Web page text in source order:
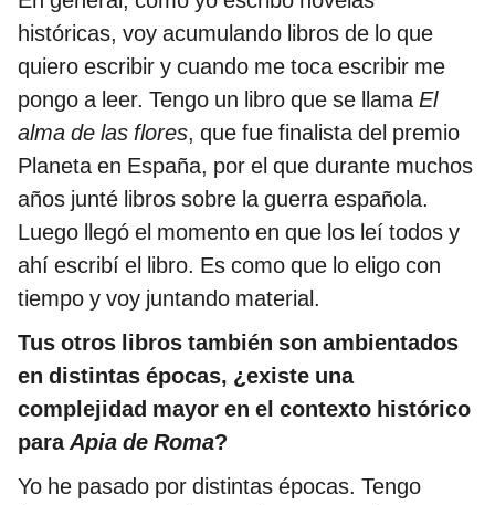
históricas, voy acumulando libros de lo que
quiero escribir y cuando me toca escribir me
pongo a leer. Tengo un libro que se llamaEl
alma de las flores, que fue finalista del premio
Planeta en España, por el que durante muchos
años junté libros sobre la guerra española.
Luego llegó el momento en que los leí todos y
ahí escribí el libro. Es como que lo eligo con
tiempo y voy juntando material.
Tus otros libros también son ambientados
en distintas épocas, ¿existe una
complejidad mayor en el contexto histórico
paraApia de Roma?
Yo he pasado por distintas épocas. Tengo